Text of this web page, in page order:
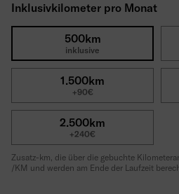
Bruttolistenpreis
36.080€
Inklusivkilometer pro Monat
500km
inklusive
1.500km
+90€
2.500km
+240€
Zusatz-km, die über die gebuchte
/KM und werden am Ende der Laufzeit